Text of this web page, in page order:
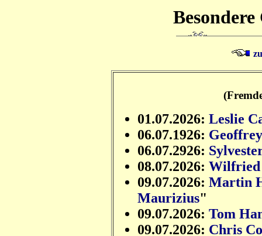
01.07.2026: Leslie
06.07.1926:
06.07.2926:
08.07.2026: Wilfried
09.07.2026: Martin
Maurizius"
09.07.2026: Tom
09.07.2026: Chris